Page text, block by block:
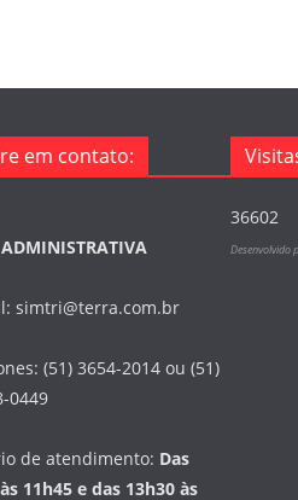
s
em contato:
ADMINISTRATIVA
simtri@terra.com.br
(51) 3654-2014 ou (51)
0449
de atendimento: Das
11h45 e das 13h30 às
36602
Desenvolvido